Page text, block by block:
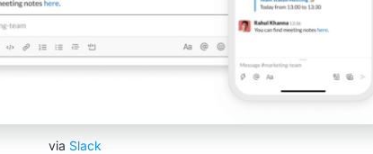
via Slack